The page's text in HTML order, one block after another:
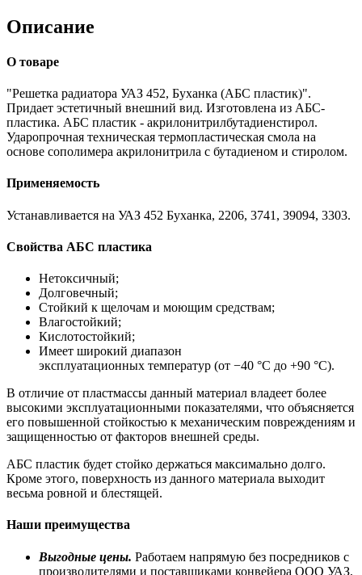
Описание
О товаре
"Решетка радиатора УАЗ 452, Буханка (АБС пластик)".
Придает эстетичный внешний вид. Изготовлена из АБС-
пластика. АБС пластик - акрилонитрилбутадиенстирол.
Ударопрочная техническая термопластическая смола на
основе сополимера акрилонитрила с бутадиеном и стиролом.
Применяемость
Устанавливается на УАЗ 452 Буханка, 2206, 3741, 39094, 3303.
Свойства АБС пластика
Нетоксичный;
Долговечный;
Стойкий к щелочам и моющим средствам;
Влагостойкий;
Кислотостойкий;
Имеет широкий диапазон
эксплуатационных температур (от −40 °C до +90 °C).
В отличие от пластмассы данный материал владеет более
высокими эксплуатационными показателями, что объясняется
его повышенной стойкостью к механическим повреждениям и
защищенностью от факторов внешней среды.
АБС пластик будет стойко держаться максимально долго.
Кроме этого, поверхность из данного материала выходит
весьма ровной и блестящей.
Наши преимущества
Выгодные цены. Работаем напрямую без посредников с
производителями и поставщиками конвейера ООО УАЗ,